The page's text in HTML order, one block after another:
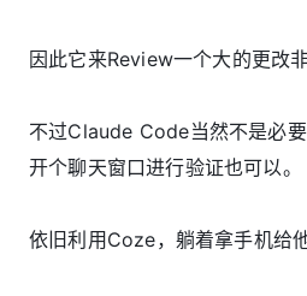
因此它来Review一个大的更改非
不过Claude Code当然不是必
开个聊天窗口进行验证也可以。
依旧利用Coze，躺着拿手机给